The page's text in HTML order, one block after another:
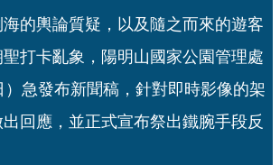
的輿論質疑，以及隨之而來的遊客
打卡亂象，陽明山國家公園管理處
）急發布新聞稿，針對即時影像的架
回應，並正式宣布祭出鐵腕手段反